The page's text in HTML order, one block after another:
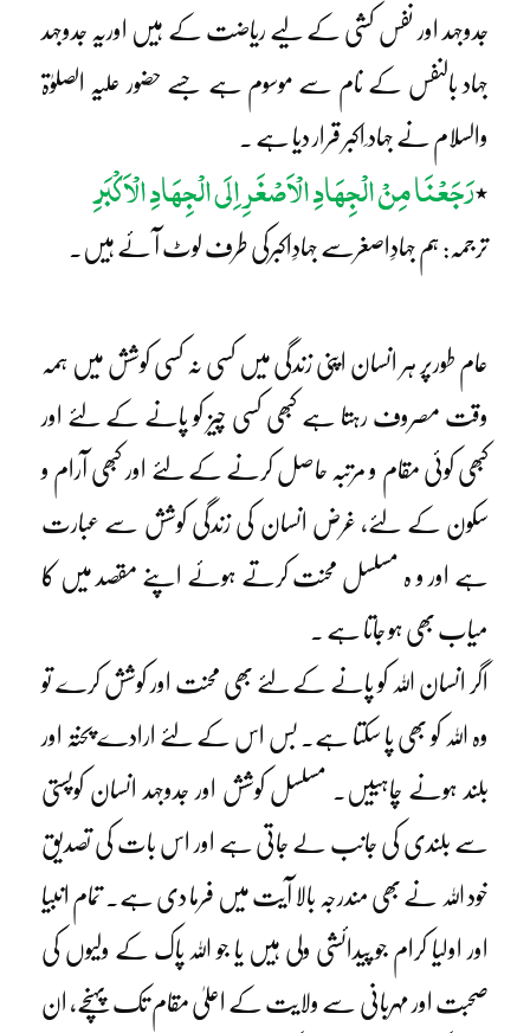
جدوجہد اور نفس کشی کے لیے ریاضت کے ہیں اوریہ جدوجہد
جہاد بالنفس کے نام سے موسوم ہے جسے حضور علیہ الصلوٰۃ
والسلام نے جہاد ِاکبر قرار دیا ہے ۔
٭رَجَعْنَا مِنْ الْجِھَادِ الْاَصْغَرِ اِلَی الْجِھَادِ الْاَکْبَرِ
ترجمہ: ہم جہادِاصغرسے جہادِاکبرکی طرف لوٹ آ ئے ہیں۔
عام طورپر ہر انسان اپنی زندگی میں کسی نہ کسی کوشش میں ہمہ
وقت مصروف رہتا ہے کبھی کسی چیز کو پانے کے لئے اور
کبھی کوئی مقام و مرتبہ حاصل کرنے کے لئے اور کبھی آرام و
سکون کے لئے، غرض انسان کی زندگی کوشش سے عبارت
ہے اور و ہ مسلسل محنت کرتے ہوئے اپنے مقصد میں کا
میاب بھی ہو جاتا ہے ۔
اگر انسان اللہ کو پانے کے لئے بھی محنت اور کوشش کرے تو
وہ اللہ کو بھی پا سکتا ہے۔ بس اس کے لئے ارادے پختہ اور
بلند ہونے چاہییں۔ مسلسل کوشش اور جدوجہد انسان کوپستی
سے بلندی کی جانب لے جاتی ہے اور اس بات کی تصدیق
خود اللہ نے بھی مندرجہ بالا آیت میں فرما دی ہے۔ تمام انبیا
اور اولیا کرام جو پیدائشی ولی ہیں یا جو اللہ پاک کے ولیوں کی
صحبت اور مہربانی سے ولایت کے اعلیٰ مقام تک پہنچے، ان